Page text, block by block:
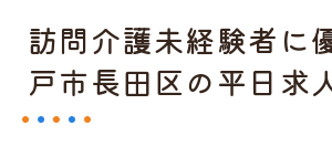
訪問介護未経験者に
戸市長田区の平日求